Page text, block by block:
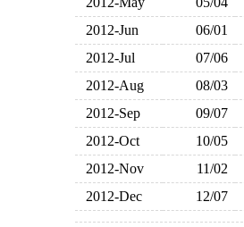
2012-Jun
06/01
2012-Jul
07/06
2012-Aug
08/03
2012-Sep
09/07
2012-Oct
10/05
2012-Nov
11/02
2012-Dec
12/07